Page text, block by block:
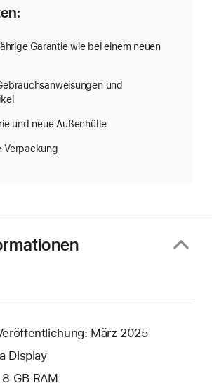
Garantie wie bei einem neuen
und
und neue Außenhülle
Verpackung
März 2025
Display
GB RAM